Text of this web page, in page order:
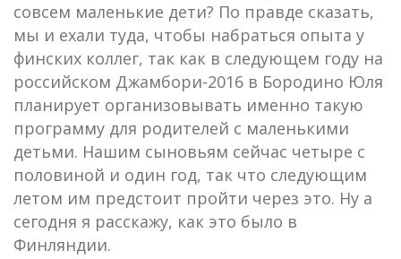
совсем маленькие дети? По правде сказать,
мы и ехали туда, чтобы набраться опыта у
финских коллег, так как в следующем году на
российском Джамбори-2016 в Бородино Юля
планирует организовывать именно такую
программу для родителей с маленькими
детьми. Нашим сыновьям сейчас четыре с
половиной и один год, так что следующим
летом им предстоит пройти через это. Ну а
сегодня я расскажу, как это было в
Финляндии.